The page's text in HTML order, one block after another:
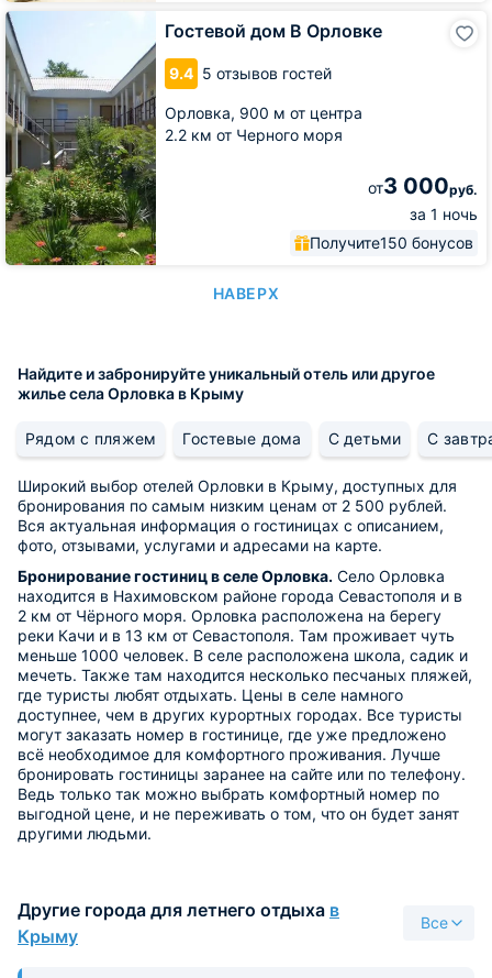
Гостевой дом В Орловке
9.4 5 отзывов гостей
Орловка, 900 м от центра
2.2 км от Черного моря
от3 000руб.
за 1 ночь
Получите150 бонусов
Гостевой
дом
В
Орловке
НАВЕРХ
Найдите и забронируйте уникальный отель или другое
жилье села Орловка в Крыму
Рядом с пляжем Гостевые дома С детьми С
Широкий выбор отелей Орловки в Крыму, доступных для
бронирования по самым низким ценам от 2 500 рублей.
Вся актуальная информация о гостиницах с описанием,
фото, отзывами, услугами и адресами на карте.
Бронирование гостиниц в селе Орловка. Село Орловка
находится в Нахимовском районе города Севастополя и в
2 км от Чёрного моря. Орловка расположена на берегу
реки Качи и в 13 км от Севастополя. Там проживает чуть
меньше 1000 человек. В селе расположена школа, садик и
мечеть. Также там находится несколько песчаных пляжей,
где туристы любят отдыхать. Цены в селе намного
доступнее, чем в других курортных городах. Все туристы
могут заказать номер в гостинице, где уже предложено
всё необходимое для комфортного проживания. Лучше
бронировать гостиницы заранее на сайте или по телефону.
Ведь только так можно выбрать комфортный номер по
выгодной цене, и не переживать о том, что он будет занят
другими людьми.
Другие города для летнего отдыха в
Крыму
Все